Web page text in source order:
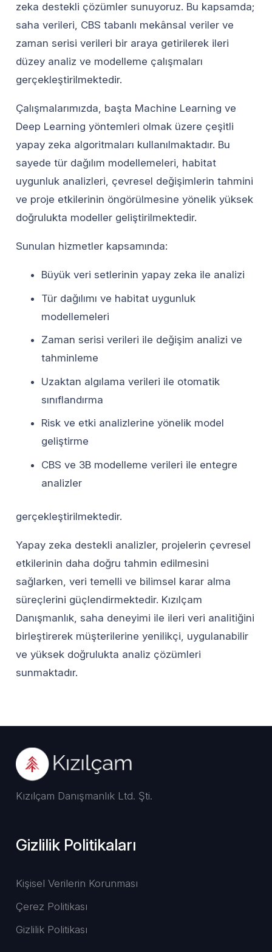
zeka destekli çözümler sunuyoruz. Bu kapsamda;
saha verileri, CBS tabanlı mekânsal veriler ve
zaman serisi verileri bir araya getirilerek ileri
düzey analiz ve modelleme çalışmaları
gerçekleştirilmektedir.
Çalışmalarımızda, başta Machine Learning ve
Deep Learning yöntemleri olmak üzere çeşitli
yapay zeka algoritmaları kullanılmaktadır. Bu
sayede tür dağılım modellemeleri, habitat
uygunluk analizleri, çevresel değişimlerin tahmini
ve proje etkilerinin öngörülmesine yönelik yüksek
doğrulukta modeller geliştirilmektedir.
Sunulan hizmetler kapsamında:
Büyük veri setlerinin yapay zeka ile analizi
Tür dağılımı ve habitat uygunluk
modellemeleri
Zaman serisi verileri ile değişim analizi ve
tahminleme
Uzaktan algılama verileri ile otomatik
sınıflandırma
Risk ve etki analizlerine yönelik model
geliştirme
CBS ve 3B modelleme verileri ile entegre
analizler
gerçekleştirilmektedir.
Yapay zeka destekli analizler, projelerin çevresel
etkilerinin daha doğru tahmin edilmesini
sağlarken, veri temelli ve bilimsel karar alma
süreçlerini güçlendirmektedir. Kızılçam
Danışmanlık, saha deneyimi ile ileri veri analitiğini
birleştirerek müşterilerine yenilikçi, uygulanabilir
ve yüksek doğrulukta analiz çözümleri
sunmaktadır.
Kızılçam Danışmanlık Ltd. Şti.
Gizlilik Politikaları
Kişisel Verilerin Korunması
Çerez Politikası
Gizlilik Politikası